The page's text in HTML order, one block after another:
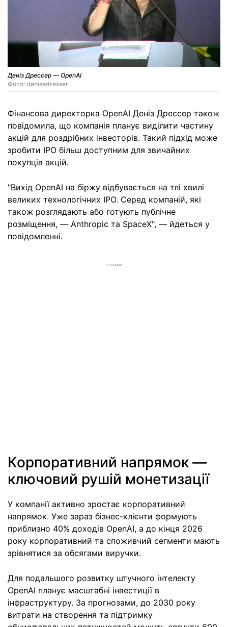
Деніз Дрессер — OpenAI
Фото: denisedresser
Фінансова директорка OpenAI Деніз Дрессер також
повідомила, що компанія планує виділити частину
акцій для роздрібних інвесторів. Такий підхід може
зробити IPO більш доступним для звичайних
покупців акцій.
"Вихід OpenAI на біржу відбувається на тлі хвилі
великих технологічних IPO. Серед компаній, які
також розглядають або готують публічне
розміщення, — Anthropic та SpaceX", — йдеться у
повідомленні.
РЕКЛАМА
Корпоративний напрямок —
ключовий рушій монетизації
У компанії активно зростає корпоративний
напрямок. Уже зараз бізнес-клієнти формують
приблизно 40% доходів OpenAI, а до кінця 2026
року корпоративний та споживчий сегменти мають
зрівнятися за обсягами виручки.
Для подальшого розвитку штучного інтелекту
OpenAI планує масштабні інвестиції в
інфраструктуру. За прогнозами, до 2030 року
витрати на створення та підтримку